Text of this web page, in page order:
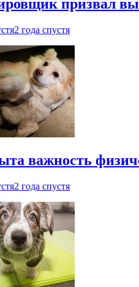
призвал
2 года спустя
важность
2 года спустя